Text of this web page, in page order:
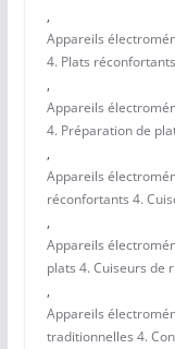
,
Appareils
4. Plats
,
Appareils
4. Préparation de
,
Appareils
réconfortants 4.
,
Appareils
plats 4. Cuiseurs de
,
Appareils
traditionnelles 4.